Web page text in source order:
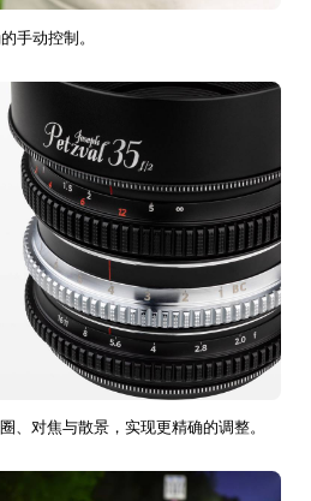
手动控制。
、对焦与散景，实现更精确的调整。